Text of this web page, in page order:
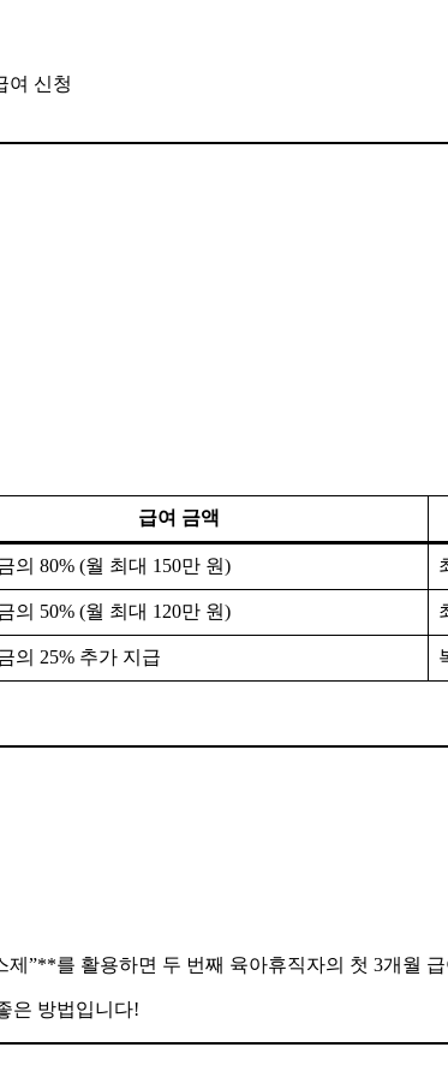
여 신청
급여 금액
의 80% (월 최대 150만 원)
의 50% (월 최대 120만 원)
의 25% 추가 지급
”**를 활용하면 두 번째 육아휴직자의 첫 3개월
은 방법입니다!